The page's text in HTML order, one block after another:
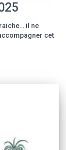
il ne
cet